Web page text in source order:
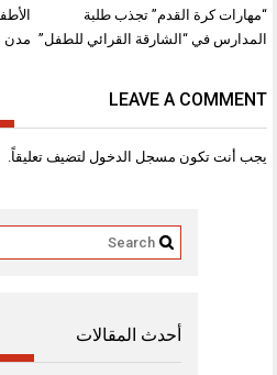
تصفّح
المقالات
مدن
“مهارات كرة القدم” تجذب طلبة
المدارس في “الشارقة القرائي للطفل”
LEAVE A COMMENT
يجب أنت تكون مسجل الدخول لتضيف تعليقاً.
أحدث المقالات